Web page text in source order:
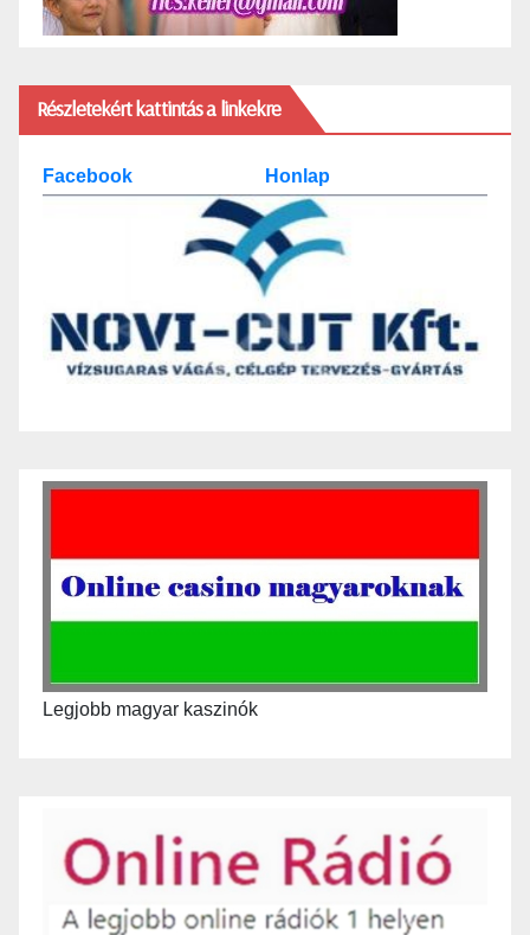
Részletekért kattintás a linkekre
Facebook Honlap
Legjobb magyar kaszinók